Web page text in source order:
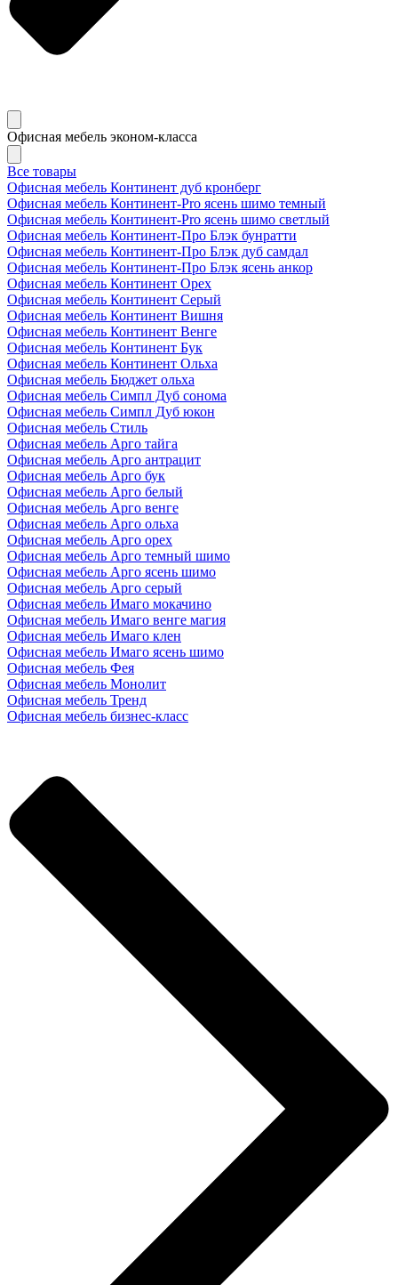
Офисная мебель эконом-класса
Все товары
Офисная мебель Континент дуб кронберг
Офисная мебель Континент-Pro ясень шимо темный
Офисная мебель Континент-Pro ясень шимо светлый
Офисная мебель Континент-Про Блэк бунратти
Офисная мебель Континент-Про Блэк дуб самдал
Офисная мебель Континент-Про Блэк ясень анкор
Офисная мебель Континент Орех
Офисная мебель Континент Серый
Офисная мебель Континент Вишня
Офисная мебель Континент Венге
Офисная мебель Континент Бук
Офисная мебель Континент Ольха
Офисная мебель Бюджет ольха
Офисная мебель Симпл Дуб сонома
Офисная мебель Симпл Дуб юкон
Офисная мебель Стиль
Офисная мебель Арго тайга
Офисная мебель Арго антрацит
Офисная мебель Арго бук
Офисная мебель Арго белый
Офисная мебель Арго венге
Офисная мебель Арго ольха
Офисная мебель Арго орех
Офисная мебель Арго темный шимо
Офисная мебель Арго ясень шимо
Офисная мебель Арго серый
Офисная мебель Имаго мокачино
Офисная мебель Имаго венге магия
Офисная мебель Имаго клен
Офисная мебель Имаго ясень шимо
Офисная мебель Фея
Офисная мебель Монолит
Офисная мебель Тренд
Офисная мебель бизнес-класс